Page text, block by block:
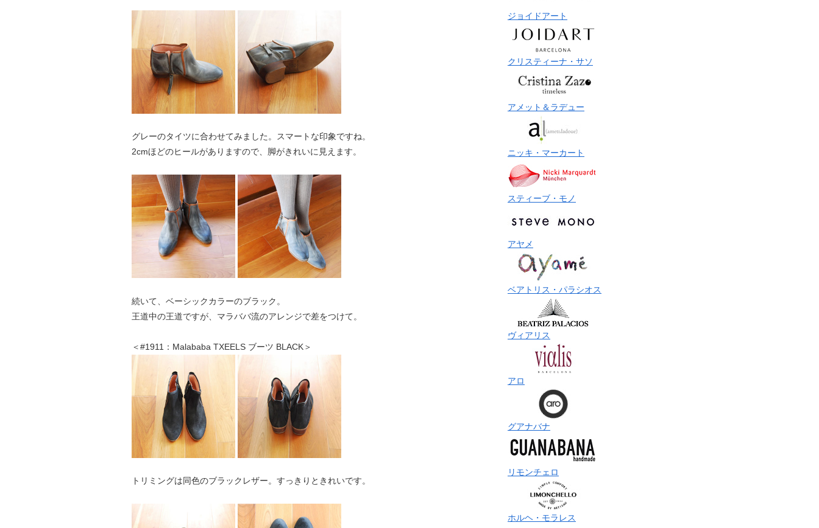
グレーのタイツに合わせてみました。スマートな印象ですね。
2cmほどのヒールがありますので、脚がきれいに見えます。
続いて、ベーシックカラーのブラック。
王道中の王道ですが、マラババ流のアレンジで差をつけて。
＜#1911：Malababa TXEELS ブーツ BLACK＞
トリミングは同色のブラックレザー。すっきりときれいです。
ジョイドアート
クリスティーナ・サソ
アメット＆ラデュー
ニッキ・マーカート
スティーブ・モノ
アヤメ
ベアトリス・パラシオス
ヴィアリス
アロ
グアナバナ
リモンチェロ
ホルヘ・モラレス